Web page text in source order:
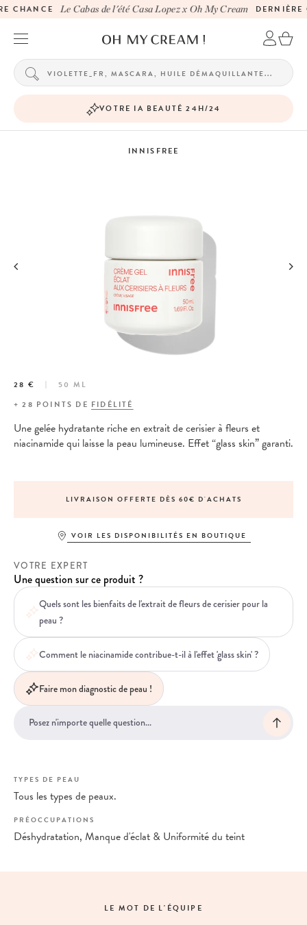
CHANCE Le Cabas de l'été Casa Lopez x Oh My Cream DERNIÈRE
VOTRE IA BEAUTÉ 24H/24
INNISFREE
28 €
50 ML
+28 POINTS DE FIDÉLITÉ
Une gelée hydratante riche en extrait de cerisier à fleurs et
niacinamide qui laisse la peau lumineuse. Effet “glass skin” garanti.
LIVRAISON OFFERTE DÈS 60€ D'ACHATS
VOIR LES DISPONIBILITÉS EN BOUTIQUE
VOTRE EXPERT
Une question sur ce produit ?
Quels sont les bienfaits de l'extrait de fleurs de cerisier pour la
peau ?
Comment le niacinamide contribue-t-il à l'effet 'glass skin' ?
Faire mon diagnostic de peau !
TYPES DE PEAU
Tous les types de peaux.
PRÉOCCUPATIONS
Déshydratation, Manque d'éclat & Uniformité du teint
LE MOT DE L'ÉQUIPE